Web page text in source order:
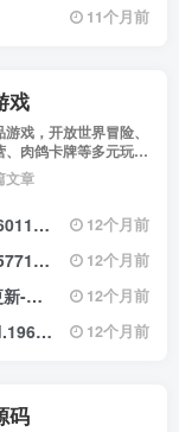
11个月前
戏
戏，开放世界冒险、
、肉鸽卡牌等多元玩
不同玩家的喜好 。
文章
撸| 12个月前
即撸| 12个月前
撸| 12个月前
即撸| 12个月前
码